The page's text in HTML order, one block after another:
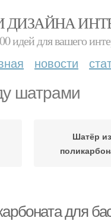
ДИЗАЙНА
идей для вашего
новости
шатрами
Шатёр из
для